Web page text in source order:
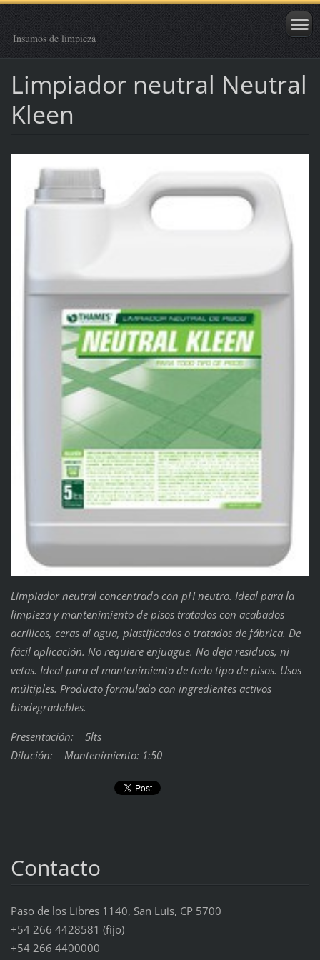
Insumos de limpieza
Limpiador neutral Neutral
Kleen
Limpiador neutral concentrado con pH neutro. Ideal para la
limpieza y mantenimiento de pisos tratados con acabados
acrílicos, ceras al agua, plastificados o tratados de fábrica. De
fácil aplicación. No requiere enjuague. No deja residuos, ni
vetas. Ideal para el mantenimiento de todo tipo de pisos. Usos
múltiples. Producto formulado con ingredientes activos
biodegradables.
Presentación: 5lts
Dilución: Mantenimiento: 1:50
Contacto
Paso de los Libres 1140, San Luis, CP 5700
+54 266 4428581 (fijo)
+54 266 4400000